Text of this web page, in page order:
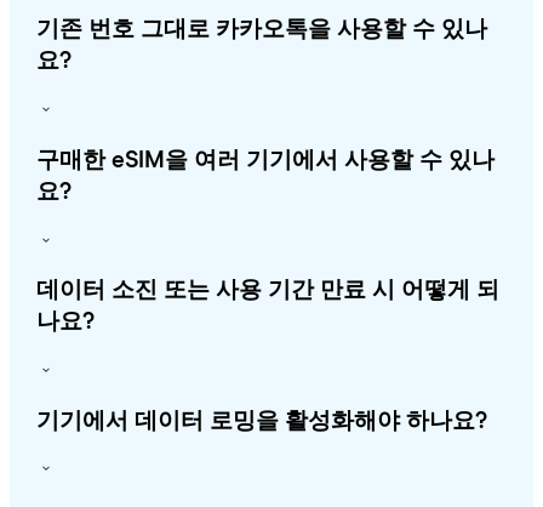
기존 번호 그대로 카카오톡을 사용할 수 있나
요?
구매한 eSIM을 여러 기기에서 사용할 수 있나
요?
데이터 소진 또는 사용 기간 만료 시 어떻게 되
나요?
기기에서 데이터 로밍을 활성화해야 하나요?